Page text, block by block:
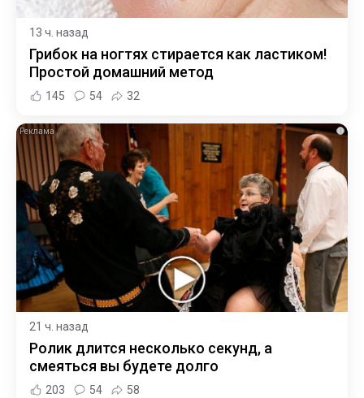
13 ч. назад
Грибок на ногтях стирается как ластиком!
Простой домашний метод
145 54 32
i
21 ч. назад
Ролик длится несколько секунд, а
смеяться вы будете долго
203 54 58